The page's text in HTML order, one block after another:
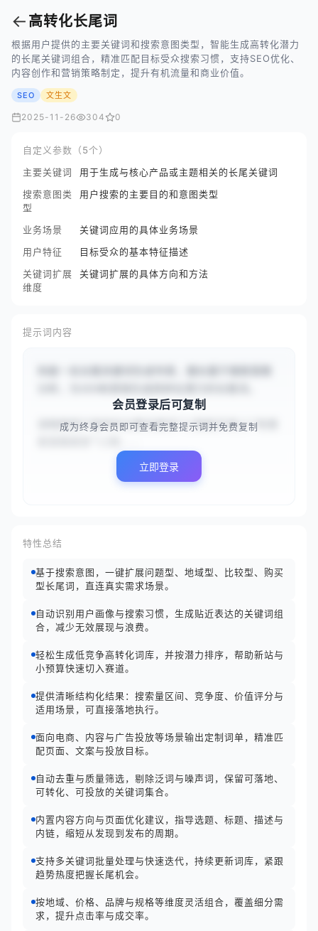
← 高转化长尾词
根据用户提供的主要关键词和搜索意图类型，智能生成高转化潜力
的长尾关键词组合，精准匹配目标受众搜索习惯，支持SEO优化、
内容创作和营销策略制定，提升有机流量和商业价值。
SEO 文生文
2025-11-26 304 0
自定义参数（5个）
主要关键词
用于生成与核心产品或主题相关的长尾关键词
搜索意图类
型
用户搜索的主要目的和意图类型
业务场景
关键词应用的具体业务场景
用户特征
目标受众的基本特征描述
关键词扩展
维度
关键词扩展的具体方向和方法
提示词内容
请根据用户提供的主要关键词“{{智能手表}}”和搜
会员登录后可复制
成为终身会员即可查看完整提示词并免费复制
立即登录
特性总结
基于搜索意图，一键扩展问题型、地域型、比较型、购买
型长尾词，直连真实需求场景。
自动识别用户画像与搜索习惯，生成贴近表达的关键词组
合，减少无效展现与浪费。
轻松生成低竞争高转化词库，并按潜力排序，帮助新站与
小预算快速切入赛道。
提供清晰结构化结果：搜索量区间、竞争度、价值评分与
适用场景，可直接落地执行。
面向电商、内容与广告投放等场景输出定制词单，精准匹
配页面、文案与投放目标。
自动去重与质量筛选，剔除泛词与噪声词，保留可落地、
可转化、可投放的关键词集合。
内置内容方向与页面优化建议，指导选题、标题、描述与
内链，缩短从发现到发布的周期。
支持多关键词批量处理与快速迭代，持续更新词库，紧跟
趋势热度把握长尾机会。
按地域、价格、品牌与规格等维度灵活组合，覆盖细分需
求，提升点击率与成交率。